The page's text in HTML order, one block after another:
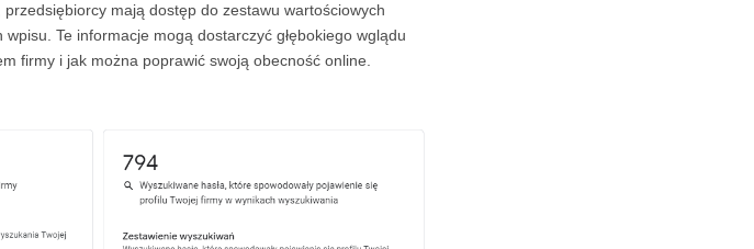
mają dostęp do zestawu wartościowych
Te informacje mogą dostarczyć głębokiego wglądu
firmy i jak można poprawić swoją obecność online.